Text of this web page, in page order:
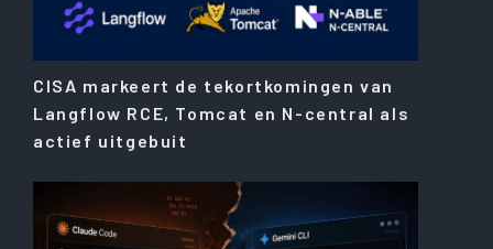
CISA markeert de tekortkomingen van
Langflow RCE, Tomcat en N-central als
actief uitgebuit